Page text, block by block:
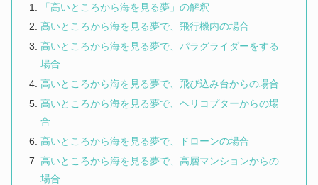
「高いところから海を見る夢」の解釈
高いところから海を見る夢で、飛行機内の場合
高いところから海を見る夢で、パラグライダーをする
場合
高いところから海を見る夢で、飛び込み台からの場合
高いところから海を見る夢で、ヘリコプターからの場
合
高いところから海を見る夢で、ドローンの場合
高いところから海を見る夢で、高層マンションからの
場合